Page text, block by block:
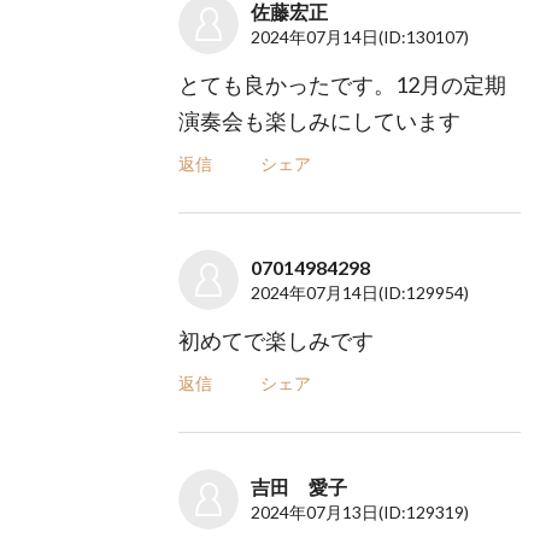
佐藤宏正
2024年07月14日(ID:130107)
とても良かったです。12月の定期
演奏会も楽しみにしています
返信 シェア
07014984298
2024年07月14日(ID:129954)
初めてで楽しみです
返信 シェア
吉田 愛子
2024年07月13日(ID:129319)